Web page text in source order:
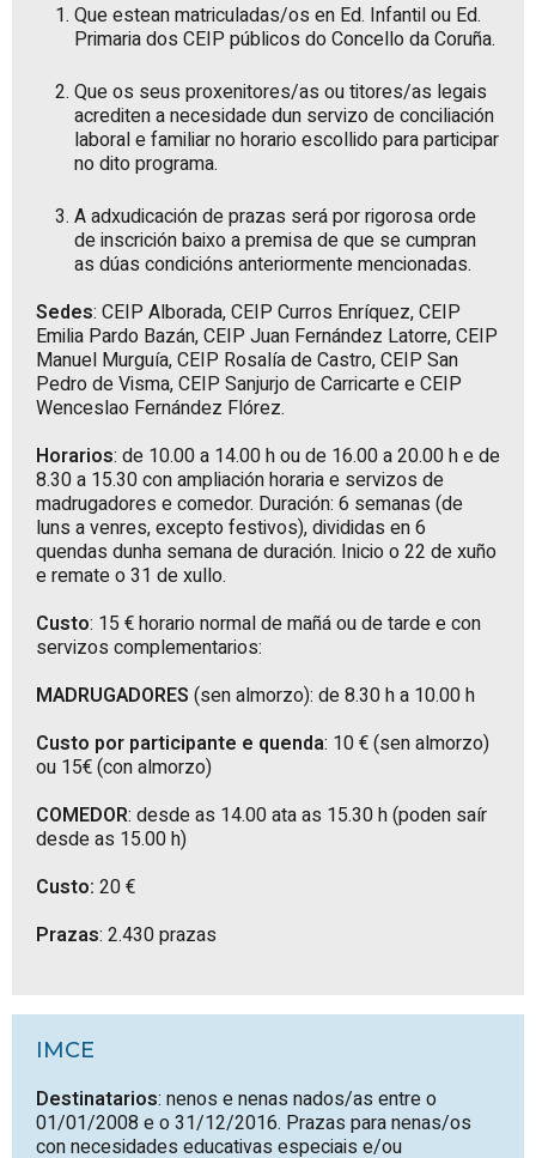
Que estean matriculadas/os en Ed. Infantil ou Ed.
Primaria dos CEIP públicos do Concello da Coruña.
Que os seus proxenitores/as ou titores/as legais
acrediten a necesidade dun servizo de conciliación
laboral e familiar no horario escollido para participar
no dito programa.
A adxudicación de prazas será por rigorosa orde
de inscrición baixo a premisa de que se cumpran
as dúas condicións anteriormente mencionadas.
Sedes: CEIP Alborada, CEIP Curros Enríquez, CEIP
Emilia Pardo Bazán, CEIP Juan Fernández Latorre, CEIP
Manuel Murguía, CEIP Rosalía de Castro, CEIP San
Pedro de Visma, CEIP Sanjurjo de Carricarte e CEIP
Wenceslao Fernández Flórez.
Horarios: de 10.00 a 14.00 h ou de 16.00 a 20.00 h e de
8.30 a 15.30 con ampliación horaria e servizos de
madrugadores e comedor. Duración: 6 semanas (de
luns a venres, excepto festivos), divididas en 6
quendas dunha semana de duración. Inicio o 22 de xuño
e remate o 31 de xullo.
Custo: 15 € horario normal de mañá ou de tarde e con
servizos complementarios:
MADRUGADORES (sen almorzo): de 8.30 h a 10.00 h
Custo por participante e quenda: 10 € (sen almorzo)
ou 15€ (con almorzo)
COMEDOR: desde as 14.00 ata as 15.30 h (poden saír
desde as 15.00 h)
Custo: 20 €
Prazas: 2.430 prazas
IMCE
Destinatarios: nenos e nenas nados/as entre o
01/01/2008 e o 31/12/2016. Prazas para nenas/os
con necesidades educativas especiais e/ou